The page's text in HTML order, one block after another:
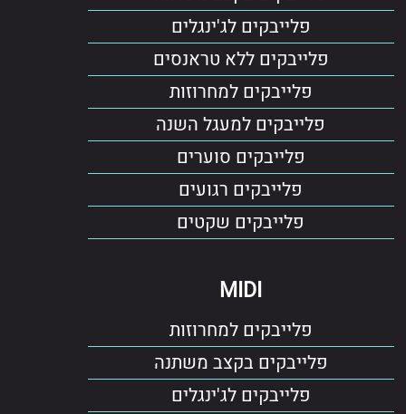
פלייבקים לג'ינגלים
פלייבקים ללא טראנסים
פלייבקים למחרוזות
פלייבקים למעגל השנה
פלייבקים סוערים
פלייבקים רגועים
פלייבקים שקטים
פלייבקים למחרוזות
פלייבקים בקצב משתנה
פלייבקים לג'ינגלים